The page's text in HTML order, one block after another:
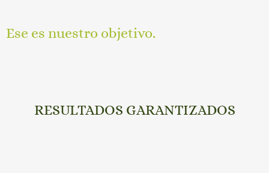
Ese es nuestro objetivo.
RESULTADOS GARANTIZADOS